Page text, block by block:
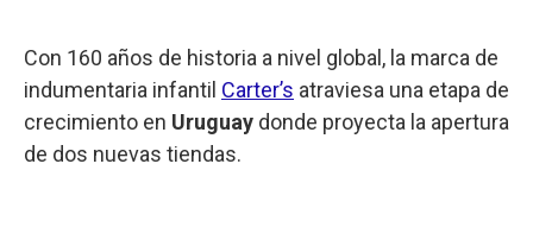
Con 160 años de historia a nivel global, la marca de
indumentaria infantil Carter’s atraviesa una etapa de
crecimiento en Uruguay donde proyecta la apertura
de dos nuevas tiendas.